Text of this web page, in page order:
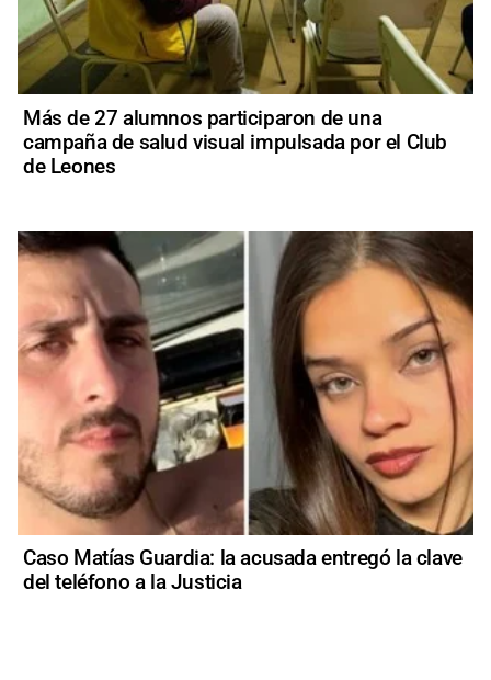
Más de 27 alumnos participaron de una
campaña de salud visual impulsada por el Club
de Leones
Caso Matías Guardia: la acusada entregó la clave
del teléfono a la Justicia